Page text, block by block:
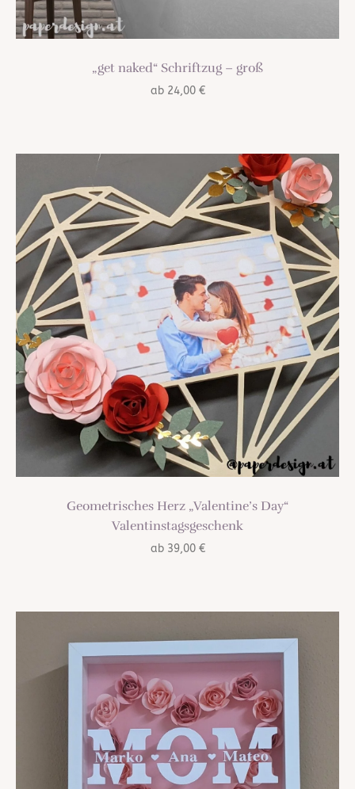
„get naked“ Schriftzug – groß
ab 24,00 €
Geometrisches Herz „Valentine’s Day“
Valentinstagsgeschenk
ab 39,00 €